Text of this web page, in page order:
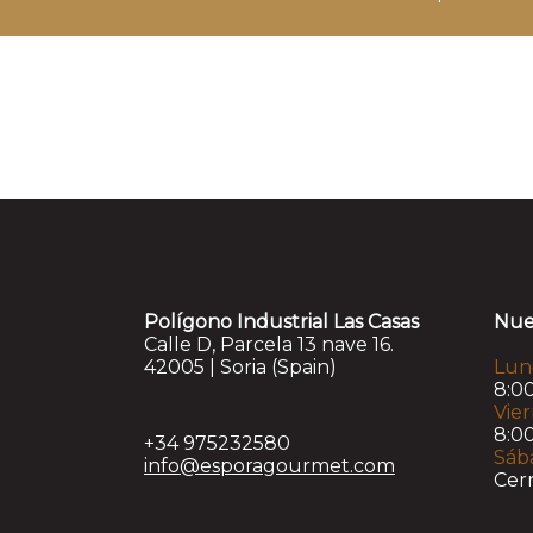
Polígono Industrial Las Casas
Calle D, Parcela 13 nave 16.
42005 | Soria (Spain)
+34 975232580
info@esporagourmet.com